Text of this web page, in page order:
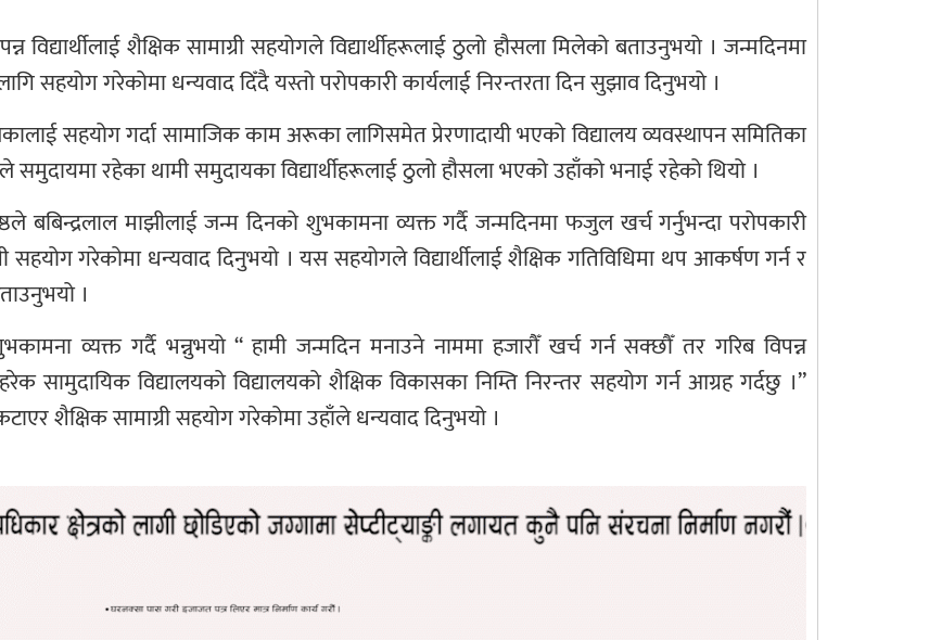
विद्यार्थीलाई शैक्षिक सामाग्री सहयोगले विद्यार्थीहरूलाई ठुलो हौसला मिलेको बताउनुभयो । जन्मदिनमा
सहयोग गरेकोमा धन्यवाद दिँदै यस्तो परोपकारी कार्यलाई निरन्तरता दिन सुझाव दिनुभयो ।
सहयोग गर्दा सामाजिक काम अरूका लागिसमेत प्रेरणादायी भएको विद्यालय व्यवस्थापन समितिका
रहेका थामी समुदायका विद्यार्थीहरूलाई ठुलो हौसला भएको उहाँको भनाई रहेको थियो ।
बबिन्द्रलाल माझीलाई जन्म दिनको शुभकामना व्यक्त गर्दै जन्मदिनमा फजुल खर्च गर्नुभन्दा परोपकारी
सहयोग गरेकोमा धन्यवाद दिनुभयो । यस सहयोगले विद्यार्थीलाई शैक्षिक गतिविधिमा थप आकर्षण गर्न र
।
व्यक्त गर्दै भन्नुभयो “ हामी जन्मदिन मनाउने नाममा हजारौँ खर्च गर्न सक्छौँ तर गरिब विपन्न
सामुदायिक विद्यालयको विद्यालयको शैक्षिक विकासका निम्ति निरन्तर सहयोग गर्न आग्रह गर्दछु ।”
शैक्षिक सामाग्री सहयोग गरेकोमा उहाँले धन्यवाद दिनुभयो ।